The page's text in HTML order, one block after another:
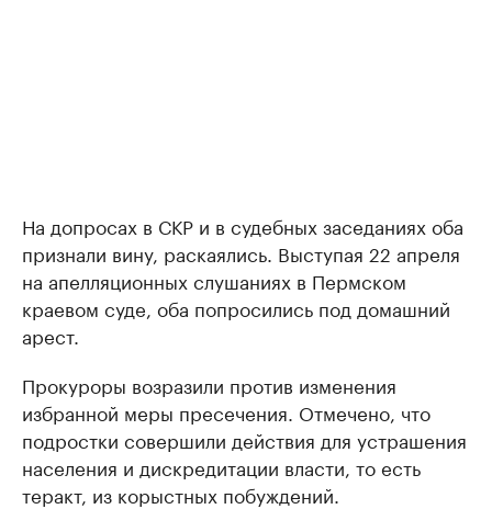
На допросах в СКР и в судебных заседаниях оба
признали вину, раскаялись. Выступая 22 апреля
на апелляционных слушаниях в Пермском
краевом суде, оба попросились под домашний
арест.
Прокуроры возразили против изменения
избранной меры пресечения. Отмечено, что
подростки совершили действия для устрашения
населения и дискредитации власти, то есть
теракт, из корыстных побуждений.